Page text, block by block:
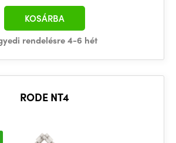
rendelésre 4-6 hét
KOSÁRBA
RODE NT4